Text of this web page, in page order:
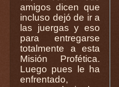
amigos dicen que
incluso dejó de ir a
las juergas y eso
para entregarse
totalmente a esta
Misión Profética.
Luego pues le ha
enfrentado,